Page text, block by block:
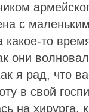
с
то
они
я рад, что
в свой
на хирурга,